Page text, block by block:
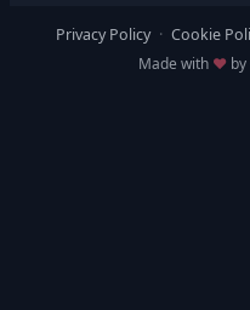
Privacy Policy · Cookie
Made with ♥by